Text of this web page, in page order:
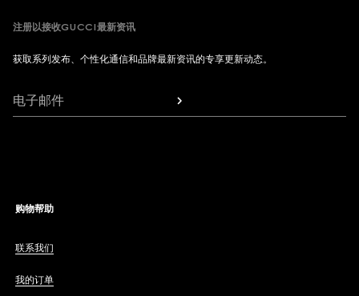
注册以接收GUCCI最新资讯
获取系列发布、个性化通信和品牌最新资讯的专享更新动态。
电子邮件
购物帮助
联系我们
我的订单